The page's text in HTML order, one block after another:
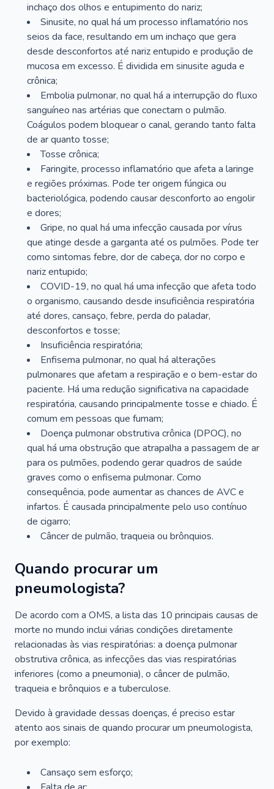
inchaço dos olhos e entupimento do nariz;
Sinusite, no qual há um processo inflamatório nos
seios da face, resultando em um inchaço que gera
desde desconfortos até nariz entupido e produção de
mucosa em excesso. É dividida em sinusite aguda e
crônica;
Embolia pulmonar, no qual há a interrupção do fluxo
sanguíneo nas artérias que conectam o pulmão.
Coágulos podem bloquear o canal, gerando tanto falta
de ar quanto tosse;
Tosse crônica;
Faringite, processo inflamatório que afeta a laringe
e regiões próximas. Pode ter origem fúngica ou
bacteriológica, podendo causar desconforto ao engolir
e dores;
Gripe, no qual há uma infecção causada por vírus
que atinge desde a garganta até os pulmões. Pode ter
como sintomas febre, dor de cabeça, dor no corpo e
nariz entupido;
COVID-19, no qual há uma infecção que afeta todo
o organismo, causando desde insuficiência respiratória
até dores, cansaço, febre, perda do paladar,
desconfortos e tosse;
Insuficiência respiratória;
Enfisema pulmonar, no qual há alterações
pulmonares que afetam a respiração e o bem-estar do
paciente. Há uma redução significativa na capacidade
respiratória, causando principalmente tosse e chiado. É
comum em pessoas que fumam;
Doença pulmonar obstrutiva crônica (DPOC), no
qual há uma obstrução que atrapalha a passagem de ar
para os pulmões, podendo gerar quadros de saúde
graves como o enfisema pulmonar. Como
consequência, pode aumentar as chances de AVC e
infartos. É causada principalmente pelo uso contínuo
de cigarro;
Câncer de pulmão, traqueia ou brônquios.
Quando procurar um
pneumologista?
De acordo com a OMS, a lista das 10 principais causas de
morte no mundo inclui várias condições diretamente
relacionadas às vias respiratórias: a doença pulmonar
obstrutiva crônica, as infecções das vias respiratórias
inferiores (como a pneumonia), o câncer de pulmão,
traqueia e brônquios e a tuberculose.
Devido à gravidade dessas doenças, é preciso estar
atento aos sinais de quando procurar um pneumologista,
por exemplo:
Cansaço sem esforço;